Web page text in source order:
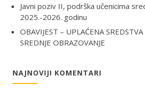
Javni poziv II, podrška učenicima
2025.-2026. godinu
OBAVIJEST – UPLAĆENA
SREDNJE OBRAZOVANJE
NAJNOVIJI KOMENTARI